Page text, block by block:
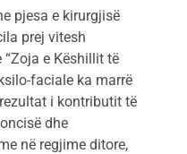
pjesa e kirurgjisë
prej vitesh
e Këshillit të
faciale ka marrë
i kontributit të
dhe
në regjime ditore,